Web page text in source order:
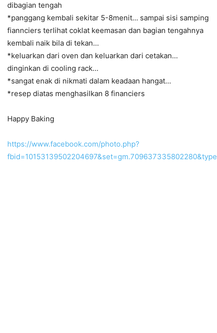
dibagian tengah
*panggang kembali sekitar 5-8menit… sampai sisi samping
fiannciers terlihat coklat keemasan dan bagian tengahnya
kembali naik bila di tekan…
*keluarkan dari oven dan keluarkan dari cetakan…
dinginkan di cooling rack…
*sangat enak di nikmati dalam keadaan hangat…
*resep diatas menghasilkan 8 financiers
Happy Baking
https://www.facebook.com/photo.php?